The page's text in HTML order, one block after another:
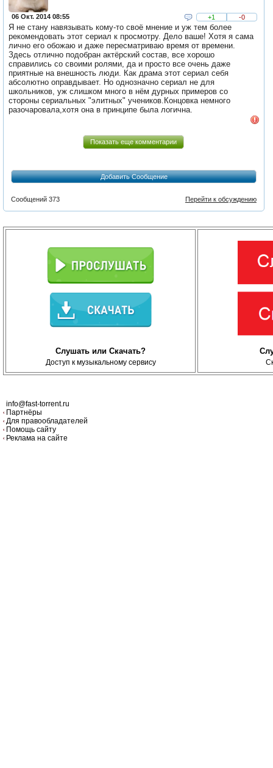
06 Окт. 2014 08:55 +1 -0
Я не стану навязывать кому-то своё мнение и уж тем более
рекомендовать этот сериал к просмотру. Дело ваше! Хотя я сама
лично его обожаю и даже пересматриваю время от времени.
Здесь отлично подобран актёрский состав, все хорошо
справились со своими ролями, да и просто все очень даже
приятные на внешность люди. Как драма этот сериал себя
абсолютно оправдывает. Но однозначно сериал не для
школьников, уж слишком много в нём дурных примеров со
стороны сериальных "элитных" учеников.Концовка немного
разочаровала,хотя она в принципе была логична.
Показать еще комментарии
Добавить Сообщение
Сообщений 373 Перейти к обсуждению
Слушать или Скачать?
Доступ к музыкальному сервису
info@fast-torrent.ru
Партнёры
Для правообладателей
Помощь сайту
Реклама на сайте